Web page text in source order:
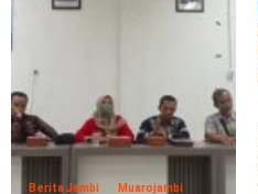
Berita Jambi Muarojambi